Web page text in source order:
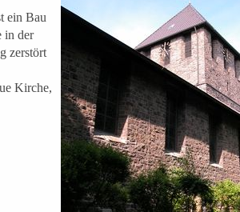
ein Bau
in der
zerstört
Kirche,